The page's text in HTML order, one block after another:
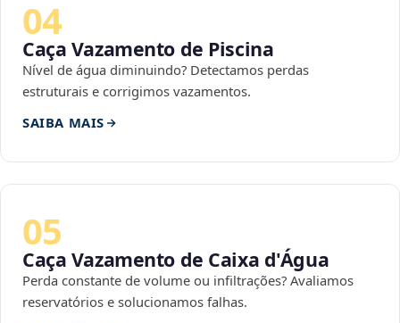
04
Caça Vazamento de Piscina
Nível de água diminuindo? Detectamos perdas
estruturais e corrigimos vazamentos.
SAIBA MAIS
05
Caça Vazamento de Caixa d'Água
Perda constante de volume ou infiltrações? Avaliamos
reservatórios e solucionamos falhas.